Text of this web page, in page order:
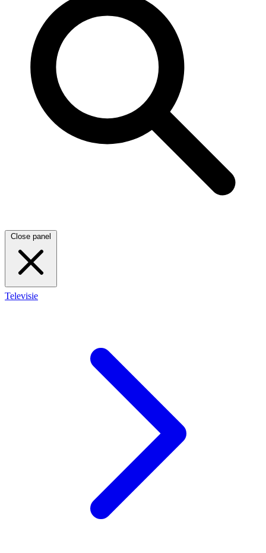
Close panel
Televisie